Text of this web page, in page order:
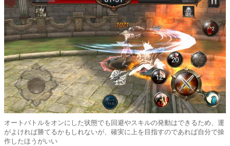
オートバトルをオンにした状態でも回避やスキルの発動はできるため、運
がよければ勝てるかもしれないが、確実に上を目指すのであれば自分で操
作したほうがいい